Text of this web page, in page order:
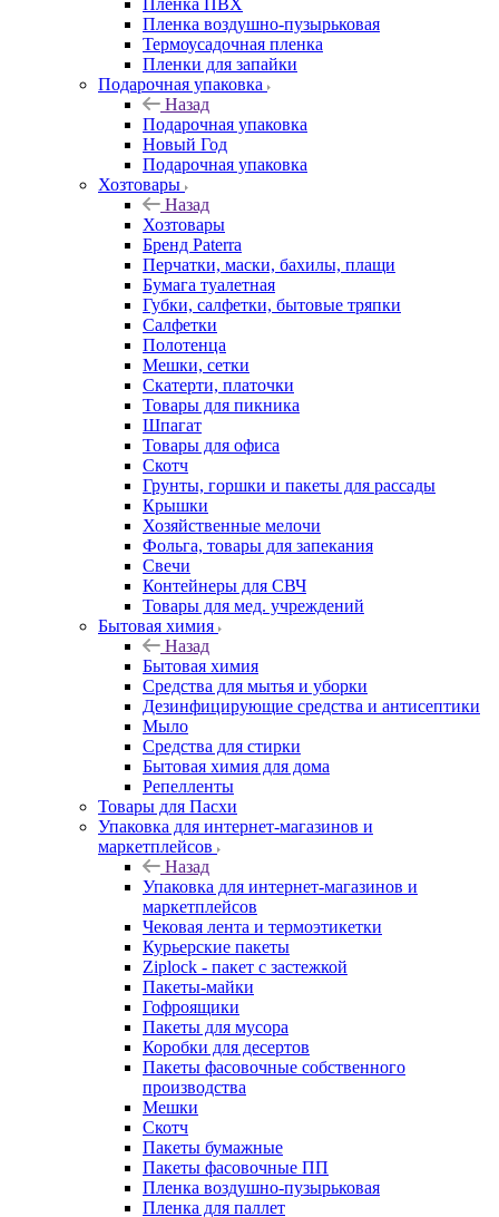
Пленка ПВХ
Пленка воздушно-пузырьковая
Термоусадочная пленка
Пленки для запайки
Подарочная упаковка
Назад
Подарочная упаковка
Новый Год
Подарочная упаковка
Хозтовары
Назад
Хозтовары
Бренд Paterra
Перчатки, маски, бахилы, плащи
Бумага туалетная
Губки, салфетки, бытовые тряпки
Салфетки
Полотенца
Мешки, сетки
Скатерти, платочки
Товары для пикника
Шпагат
Товары для офиса
Скотч
Грунты, горшки и пакеты для рассады
Крышки
Хозяйственные мелочи
Фольга, товары для запекания
Свечи
Контейнеры для СВЧ
Товары для мед. учреждений
Бытовая химия
Назад
Бытовая химия
Средства для мытья и уборки
Дезинфицирующие средства и антисептики
Мыло
Средства для стирки
Бытовая химия для дома
Репелленты
Товары для Пасхи
Упаковка для интернет-магазинов и
маркетплейсов
Назад
Упаковка для интернет-магазинов и
маркетплейсов
Чековая лента и термоэтикетки
Курьерские пакеты
Ziplock - пакет с застежкой
Пакеты-майки
Гофроящики
Пакеты для мусора
Коробки для десертов
Пакеты фасовочные собственного
производства
Мешки
Скотч
Пакеты бумажные
Пакеты фасовочные ПП
Пленка воздушно-пузырьковая
Пленка для паллет